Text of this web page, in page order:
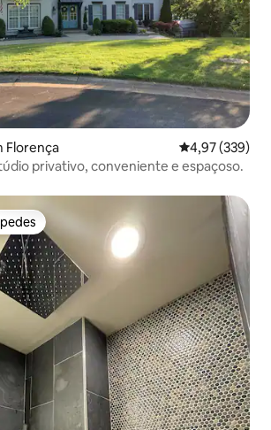
Florença Classificação
4,97 (339)
privativo, conveniente e espaçoso.